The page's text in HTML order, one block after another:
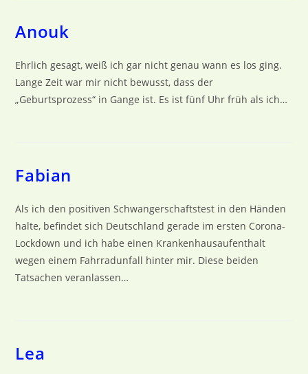
Anouk
Ehrlich gesagt, weiß ich gar nicht genau wann es los ging.
Lange Zeit war mir nicht bewusst, dass der
„Geburtsprozess“ in Gange ist. Es ist fünf Uhr früh als ich…
Fabian
Als ich den positiven Schwangerschaftstest in den Händen
halte, befindet sich Deutschland gerade im ersten Corona-
Lockdown und ich habe einen Krankenhausaufenthalt
wegen einem Fahrradunfall hinter mir. Diese beiden
Tatsachen veranlassen…
Lea